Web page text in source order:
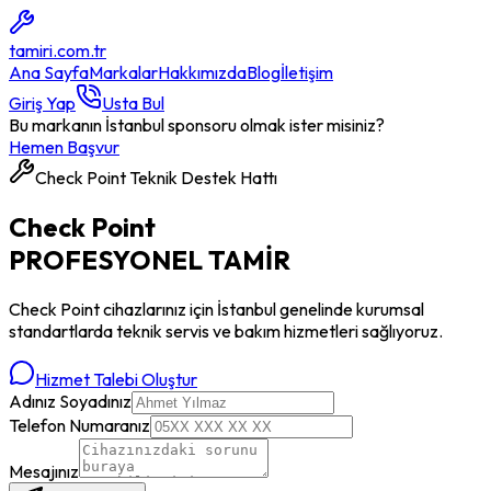
tamiri.com.tr
Ana SayfaMarkalarHakkımızdaBlogİletişim
Giriş Yap
Usta Bul
Bu markanın İstanbul sponsoru olmak ister misiniz?
Hemen Başvur
Check PointTeknik Destek Hattı
Check Point
PROFESYONELTAMİR
Check Pointcihazlarınız için İstanbul genelinde kurumsal
standartlarda teknik servis ve bakım hizmetleri sağlıyoruz.
Hizmet Talebi Oluştur
Adınız Soyadınız
Telefon Numaranız
Mesajınız